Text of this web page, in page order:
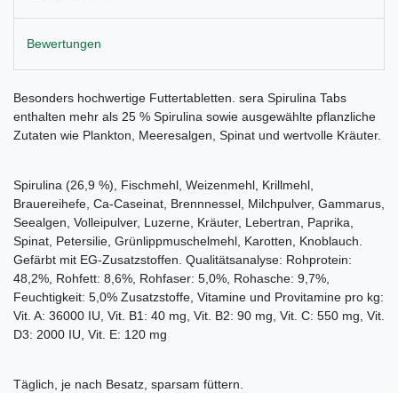
Bewertungen
Besonders hochwertige Futtertabletten. sera Spirulina Tabs
enthalten mehr als 25 % Spirulina sowie ausgewählte pflanzliche
Zutaten wie Plankton, Meeresalgen, Spinat und wertvolle Kräuter.
Spirulina (26,9 %), Fischmehl, Weizenmehl, Krillmehl,
Brauereihefe, Ca-Caseinat, Brennnessel, Milchpulver, Gammarus,
Seealgen, Volleipulver, Luzerne, Kräuter, Lebertran, Paprika,
Spinat, Petersilie, Grünlippmuschelmehl, Karotten, Knoblauch.
Gefärbt mit EG-Zusatzstoffen. Qualitätsanalyse: Rohprotein:
48,2%, Rohfett: 8,6%, Rohfaser: 5,0%, Rohasche: 9,7%,
Feuchtigkeit: 5,0% Zusatzstoffe, Vitamine und Provitamine pro kg:
Vit. A: 36000 IU, Vit. B1: 40 mg, Vit. B2: 90 mg, Vit. C: 550 mg, Vit.
D3: 2000 IU, Vit. E: 120 mg
Täglich, je nach Besatz, sparsam füttern.